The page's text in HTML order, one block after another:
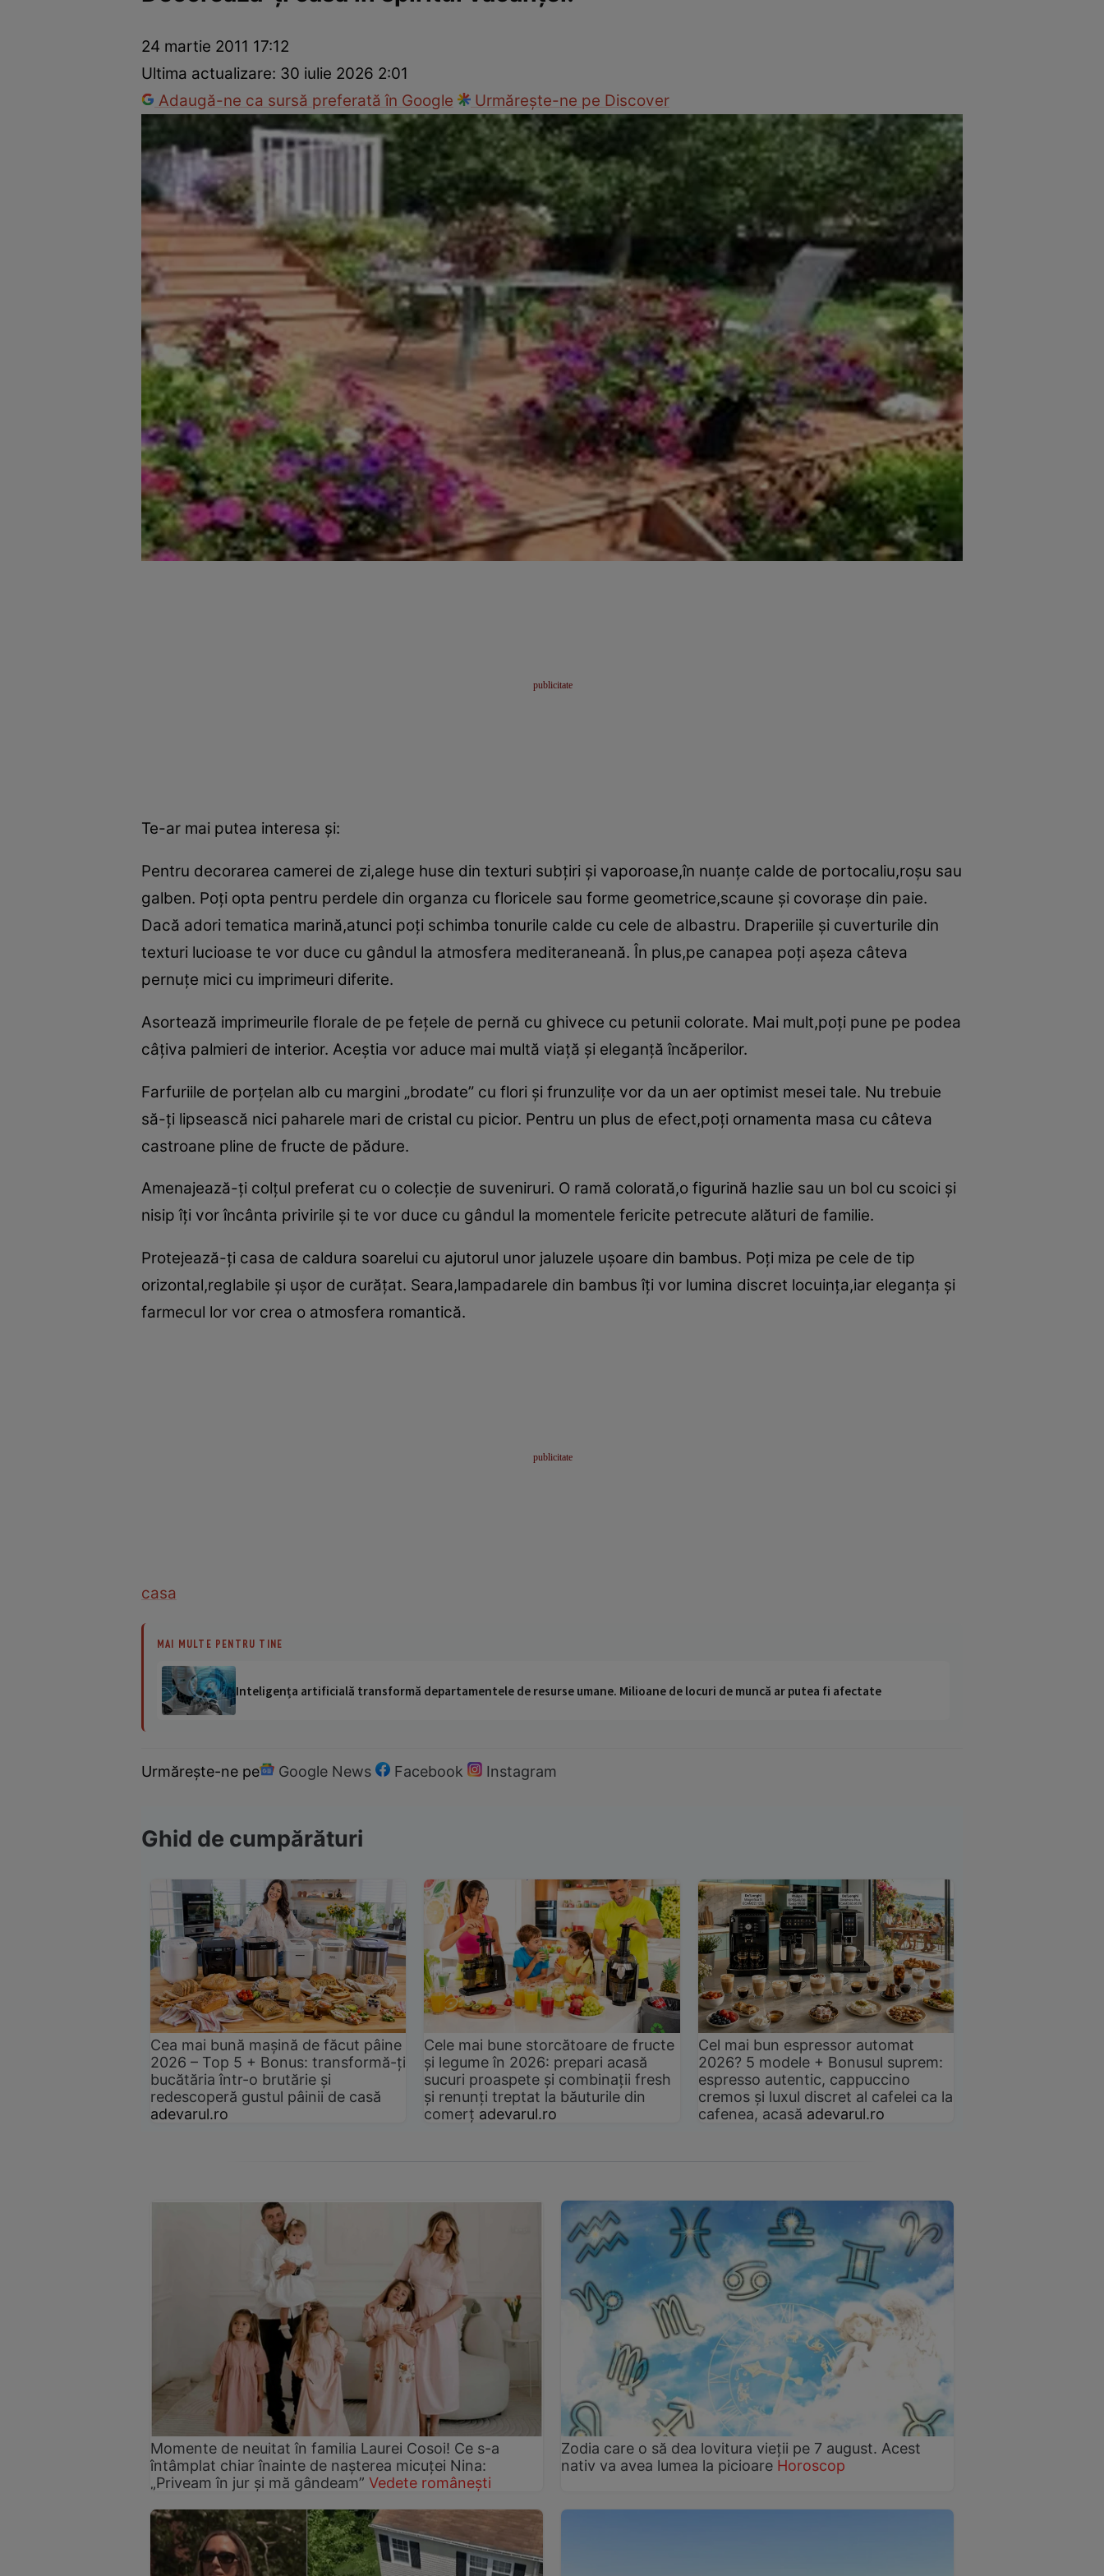
Dezvoltare personalăÎngrijire personalăCasă și grădină
24 martie 2011 17:12
Ultima actualizare: 30 iulie 2026 2:01
Adaugă-ne ca sursă preferată în Google
Urmărește-ne pe Discover
Te-ar mai putea interesa şi:
Pentru decorarea camerei de zi,alege huse din texturi subţiri şi vaporoase,în nuanţe calde de portocaliu,roşu sau
galben. Poţi opta pentru perdele din organza cu floricele sau forme geometrice,scaune şi covoraşe din paie.
Dacă adori tematica marină,atunci poţi schimba tonurile calde cu cele de albastru. Draperiile şi cuverturile din
texturi lucioase te vor duce cu gândul la atmosfera mediteraneană. În plus,pe canapea poţi aşeza câteva
pernuţe mici cu imprimeuri diferite.
Asortează imprimeurile florale de pe feţele de pernă cu ghivece cu petunii colorate. Mai mult,poţi pune pe podea
câţiva palmieri de interior. Aceştia vor aduce mai multă viaţă şi eleganţă încăperilor.
Farfuriile de porţelan alb cu margini „brodate” cu flori şi frunzuliţe vor da un aer optimist mesei tale. Nu trebuie
să-ţi lipsească nici paharele mari de cristal cu picior. Pentru un plus de efect,poţi ornamenta masa cu câteva
castroane pline de fructe de pădure.
Amenajează-ţi colţul preferat cu o colecţie de suveniruri. O ramă colorată,o figurină hazlie sau un bol cu scoici şi
nisip îţi vor încânta privirile şi te vor duce cu gândul la momentele fericite petrecute alături de familie.
Protejează-ţi casa de caldura soarelui cu ajutorul unor jaluzele uşoare din bambus. Poţi miza pe cele de tip
orizontal,reglabile şi uşor de curăţat. Seara,lampadarele din bambus îţi vor lumina discret locuinţa,iar eleganţa şi
farmecul lor vor crea o atmosfera romantică.
casa
MAI MULTE PENTRU TINE
Inteligența artificială transformă departamentele de resurse umane. Milioane de locuri de muncă ar putea fi afectate
Urmărește-ne pe Google News Facebook Instagram
Ghid de cumpărături
Cea mai bună mașină de făcut pâine
2026 – Top 5 + Bonus: transformă-ți
bucătăria într-o brutărie și
redescoperă gustul pâinii de casă
adevarul.ro
Cele mai bune storcătoare de fructe
și legume în 2026: prepari acasă
sucuri proaspete și combinații fresh
și renunți treptat la băuturile din
comerț adevarul.ro
Cel mai bun espressor automat
2026? 5 modele + Bonusul suprem:
espresso autentic, cappuccino
cremos și luxul discret al cafelei ca la
cafenea, acasă adevarul.ro
Momente de neuitat în familia Laurei Cosoi! Ce s-a
întâmplat chiar înainte de nașterea micuței Nina:
„Priveam în jur și mă gândeam” Vedete românești
Zodia care o să dea lovitura vieții pe 7 august. Acest
nativ va avea lumea la picioare Horoscop